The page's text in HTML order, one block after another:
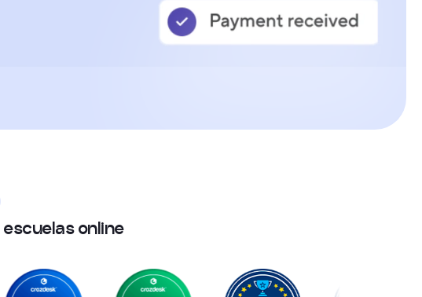
escuelas online